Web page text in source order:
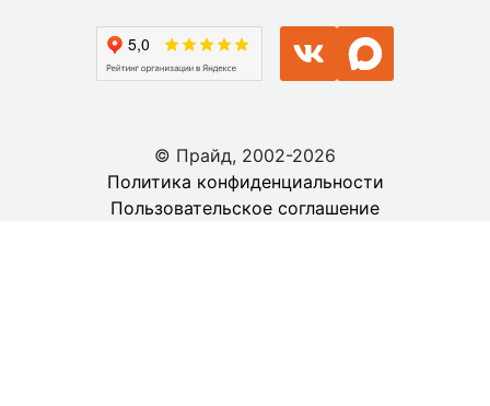
© Прайд, 2002-2026
Политика конфиденциальности
Пользовательское соглашение